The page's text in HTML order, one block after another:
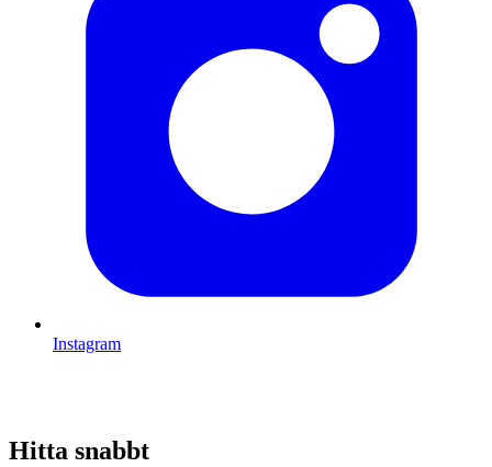
Instagram
Hitta snabbt